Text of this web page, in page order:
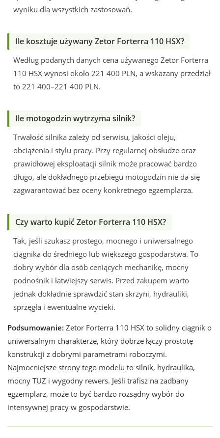
wyniku dla wszystkich zastosowań.
Ile kosztuje używany Zetor Forterra 110 HSX?
Według podanych danych cena używanego Zetor Forterra
110 HSX wynosi około 221 400 PLN, a wskazany przedział
to 221 400–221 400 PLN.
Ile motogodzin wytrzyma silnik?
Trwałość silnika zależy od serwisu, jakości oleju,
obciążenia i stylu pracy. Przy regularnej obsłudze oraz
prawidłowej eksploatacji silnik może pracować bardzo
długo, ale dokładnego przebiegu motogodzin nie da się
zagwarantować bez oceny konkretnego egzemplarza.
Czy warto kupić Zetor Forterra 110 HSX?
Tak, jeśli szukasz prostego, mocnego i uniwersalnego
ciągnika do średniego lub większego gospodarstwa. To
dobry wybór dla osób ceniących mechanikę, mocny
podnośnik i łatwiejszy serwis. Przed zakupem warto
jednak dokładnie sprawdzić stan skrzyni, hydrauliki,
sprzęgła i ewentualne wycieki.
Podsumowanie: Zetor Forterra 110 HSX to solidny ciągnik o
uniwersalnym charakterze, który dobrze łączy prostotę
konstrukcji z dobrymi parametrami roboczymi.
Najmocniejsze strony tego modelu to silnik, hydraulika,
mocny TUZ i wygodny rewers. Jeśli trafisz na zadbany
egzemplarz, może to być bardzo rozsądny wybór do
intensywnej pracy w gospodarstwie.